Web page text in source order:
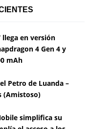
en versión
4 Gen 4 y
mAh
Petro de Luanda –
(Amistoso)
simplifica su